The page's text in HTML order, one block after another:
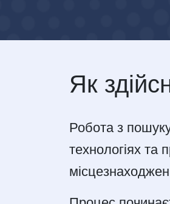
Як
Робота з
технологіях та